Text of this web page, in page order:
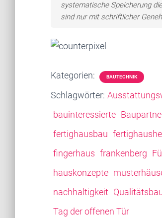
systematische Speicherung
sind nur mit schriftlicher
Kategorien: BAUTECHNIK
Schlagwörter:
bauinteressierte
fertighausbau
fingerhaus frankenberg
hauskonzepte
nachhaltigkeit
Tag der offenen Tür